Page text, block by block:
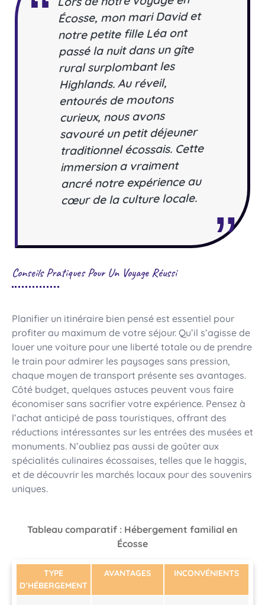
Écosse, mon mari David et
notre petite fille Léa ont
passé la nuit dans un gîte
rural surplombant les
Highlands. Au réveil,
entourés de moutons
curieux, nous avons
savouré un petit déjeuner
traditionnel écossais. Cette
immersion a vraiment
ancré notre expérience au
cœur de la culture locale.
Conseils Pratiques Pour Un Voyage Réussi
Planifier un itinéraire bien pensé est essentiel pour
profiter au maximum de votre séjour. Qu’il s’agisse de
louer une voiture pour une liberté totale ou de prendre
le train pour admirer les paysages sans pression,
chaque moyen de transport présente ses avantages.
Côté budget, quelques astuces peuvent vous faire
économiser sans sacrifier votre expérience. Pensez à
l’achat anticipé de pass touristiques, offrant des
réductions intéressantes sur les entrées des musées et
monuments. N’oubliez pas aussi de goûter aux
spécialités culinaires écossaises, telles que le haggis,
et de découvrir les marchés locaux pour des souvenirs
uniques.
Tableau comparatif : Hébergement familial en
Écosse
TYPE
D’HÉBERGEMENT
AVANTAGES INCONVÉNIENTS